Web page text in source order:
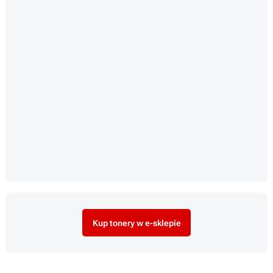
Kup tonery w e-sklepie